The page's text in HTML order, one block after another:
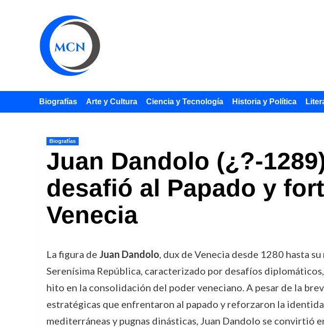
Biografías Arte y Cultura Ciencia y Tecnología Historia y Política
Biografías
Juan Dandolo (¿?-
desafió al Papado y
Venecia
La figura de Juan Dandolo, dux de Venecia desde 1280 hasta
Serenísima República, caracterizado por desafíos
hito en la consolidación del poder veneciano. A pesar de la
estratégicas que enfrentaron al papado y reforzaron la
mediterráneas y pugnas dinásticas, Juan Dandolo se convirtió